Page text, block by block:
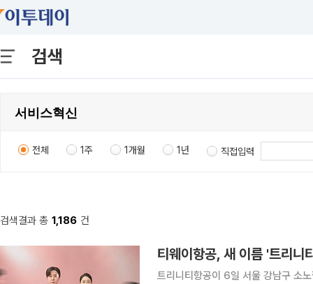
검색
전체 1주 1개월 1년 직접입력
검색결과 총 1,186 건
티웨이항공, 새 이름 '트리
트리니티항공이 6일 서울 강남구 소